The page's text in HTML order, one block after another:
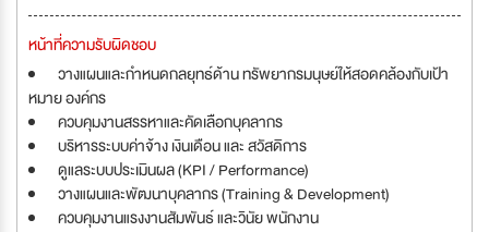
หน้าที่ความรับผิดชอบ
วางแผนและกำหนดกลยุทธดาน ทรัพยากรมนุษยใหสอดคลองกับเปา
หมาย องคกร
ควบคุมงานสรรหาและคัดเลือกบุคลากร
บริหารระบบคาจาง เงินเดือน และ สวัสดิการ
ดูแลระบบประเมินผล (KPI / Performance)
วางแผนและพัฒนาบุคลากร (Training & Development)
ควบคุมงานแรงงานสัมพันธ และวินัย พนักงาน